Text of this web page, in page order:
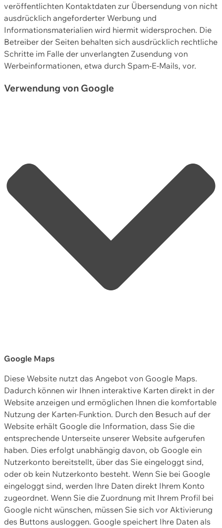
veröffentlichten Kontaktdaten zur Übersendung von nicht
ausdrücklich angeforderter Werbung und
Informationsmaterialien wird hiermit widersprochen. Die
Betreiber der Seiten behalten sich ausdrücklich rechtliche
Schritte im Falle der unverlangten Zusendung von
Werbeinformationen, etwa durch Spam-E-Mails, vor.
Verwendung von Google
Google Maps
Diese Website nutzt das Angebot von Google Maps.
Dadurch können wir Ihnen interaktive Karten direkt in der
Website anzeigen und ermöglichen Ihnen die komfortable
Nutzung der Karten-Funktion. Durch den Besuch auf der
Website erhält Google die Information, dass Sie die
entsprechende Unterseite unserer Website aufgerufen
haben. Dies erfolgt unabhängig davon, ob Google ein
Nutzerkonto bereitstellt, über das Sie eingeloggt sind,
oder ob kein Nutzerkonto besteht. Wenn Sie bei Google
eingeloggt sind, werden Ihre Daten direkt Ihrem Konto
zugeordnet. Wenn Sie die Zuordnung mit Ihrem Profil bei
Google nicht wünschen, müssen Sie sich vor Aktivierung
des Buttons ausloggen. Google speichert Ihre Daten als